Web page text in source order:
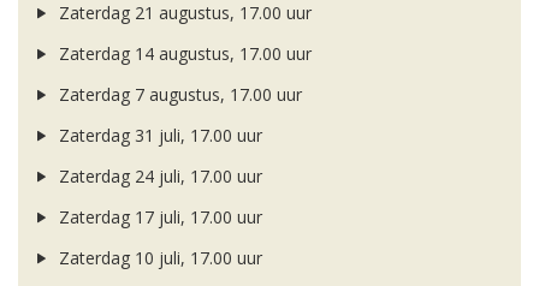
Zaterdag 21 augustus, 17.00 uur
Zaterdag 14 augustus, 17.00 uur
Zaterdag 7 augustus, 17.00 uur
Zaterdag 31 juli, 17.00 uur
Zaterdag 24 juli, 17.00 uur
Zaterdag 17 juli, 17.00 uur
Zaterdag 10 juli, 17.00 uur